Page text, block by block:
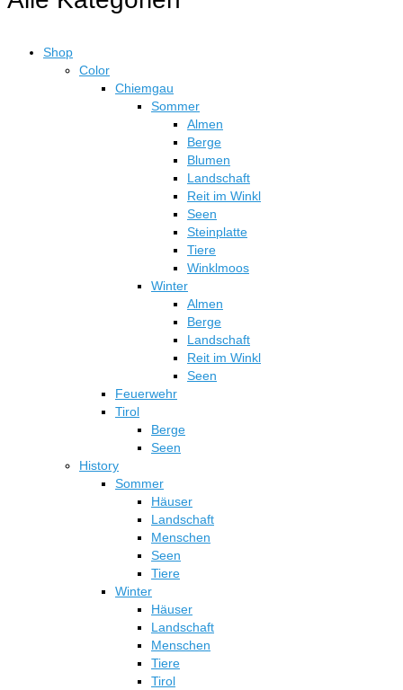
Shop
Color
Chiemgau
Sommer
Almen
Berge
Blumen
Landschaft
Reit im Winkl
Seen
Steinplatte
Tiere
Winklmoos
Winter
Almen
Berge
Landschaft
Reit im Winkl
Seen
Feuerwehr
Tirol
Berge
Seen
History
Sommer
Häuser
Landschaft
Menschen
Seen
Tiere
Winter
Häuser
Landschaft
Menschen
Tiere
Tirol